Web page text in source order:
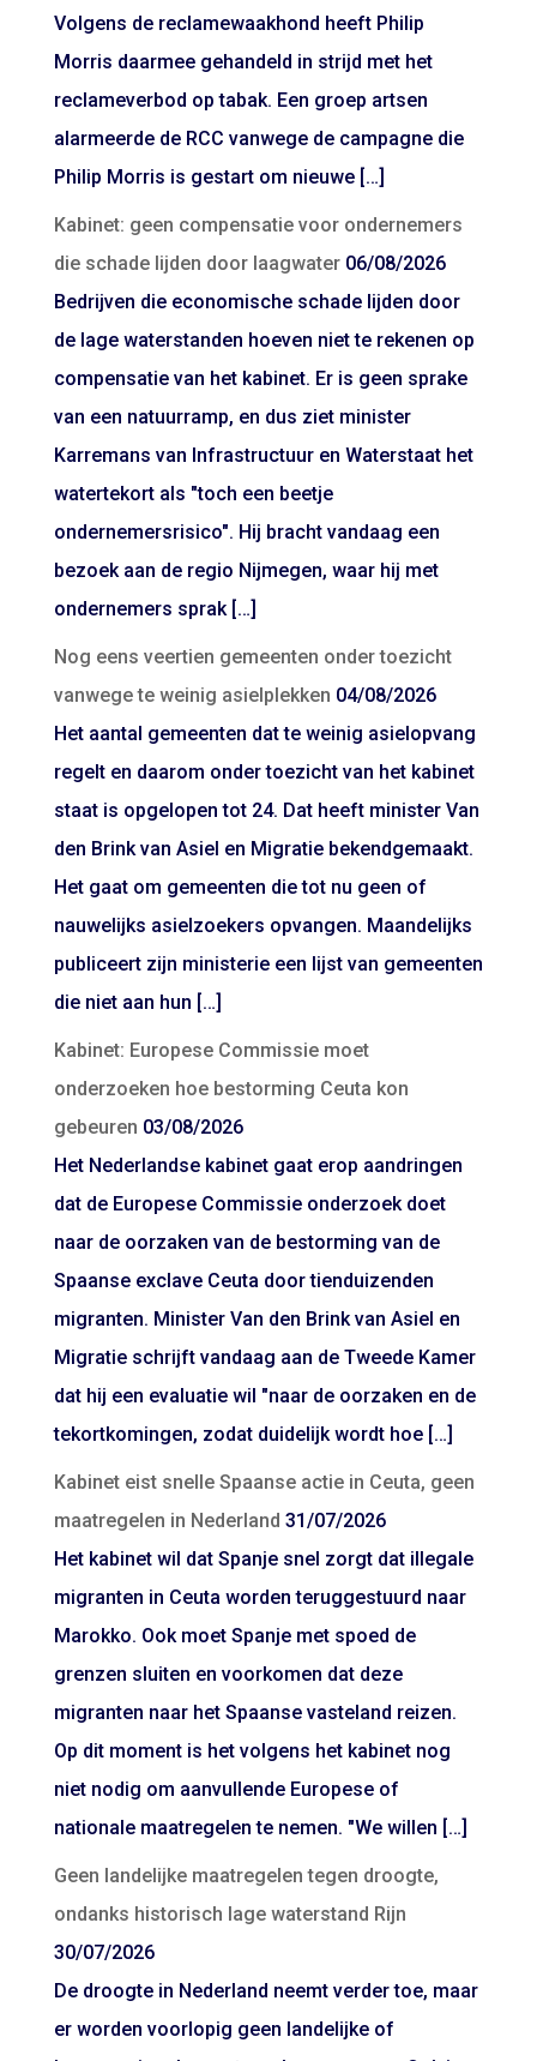
Volgens de reclamewaakhond heeft Philip
Morris daarmee gehandeld in strijd met het
reclameverbod op tabak. Een groep artsen
alarmeerde de RCC vanwege de campagne die
Philip Morris is gestart om nieuwe […]
Kabinet: geen compensatie voor ondernemers
die schade lijden door laagwater 06/08/2026
Bedrijven die economische schade lijden door
de lage waterstanden hoeven niet te rekenen op
compensatie van het kabinet. Er is geen sprake
van een natuurramp, en dus ziet minister
Karremans van Infrastructuur en Waterstaat het
watertekort als "toch een beetje
ondernemersrisico". Hij bracht vandaag een
bezoek aan de regio Nijmegen, waar hij met
ondernemers sprak […]
Nog eens veertien gemeenten onder toezicht
vanwege te weinig asielplekken 04/08/2026
Het aantal gemeenten dat te weinig asielopvang
regelt en daarom onder toezicht van het kabinet
staat is opgelopen tot 24. Dat heeft minister Van
den Brink van Asiel en Migratie bekendgemaakt.
Het gaat om gemeenten die tot nu geen of
nauwelijks asielzoekers opvangen. Maandelijks
publiceert zijn ministerie een lijst van gemeenten
die niet aan hun […]
Kabinet: Europese Commissie moet
onderzoeken hoe bestorming Ceuta kon
gebeuren 03/08/2026
Het Nederlandse kabinet gaat erop aandringen
dat de Europese Commissie onderzoek doet
naar de oorzaken van de bestorming van de
Spaanse exclave Ceuta door tienduizenden
migranten. Minister Van den Brink van Asiel en
Migratie schrijft vandaag aan de Tweede Kamer
dat hij een evaluatie wil "naar de oorzaken en de
tekortkomingen, zodat duidelijk wordt hoe […]
Kabinet eist snelle Spaanse actie in Ceuta, geen
maatregelen in Nederland 31/07/2026
Het kabinet wil dat Spanje snel zorgt dat illegale
migranten in Ceuta worden teruggestuurd naar
Marokko. Ook moet Spanje met spoed de
grenzen sluiten en voorkomen dat deze
migranten naar het Spaanse vasteland reizen.
Op dit moment is het volgens het kabinet nog
niet nodig om aanvullende Europese of
nationale maatregelen te nemen. "We willen […]
Geen landelijke maatregelen tegen droogte,
ondanks historisch lage waterstand Rijn
30/07/2026
De droogte in Nederland neemt verder toe, maar
er worden voorlopig geen landelijke of